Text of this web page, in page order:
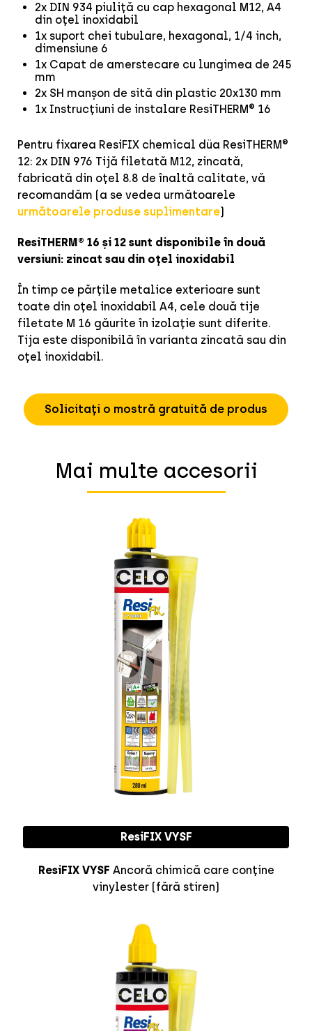
2x DIN 934 piuliță cu cap hexagonal M12, A4
din oțel inoxidabil
1x suport chei tubulare, hexagonal, 1/4 inch,
dimensiune 6
1x Capat de amerstecare cu lungimea de 245
mm
2x SH manșon de sită din plastic 20x130 mm
1x Instrucțiuni de instalare ResiTHERM® 16
Pentru fixarea ResiFIX chemical düa ResiTHERM®
12: 2x DIN 976 Tijă filetată M12, zincată,
fabricată din oțel 8.8 de înaltă calitate, vă
recomandăm (a se vedea următoarele
următoarele produse suplimentare)
ResiTHERM® 16 și 12 sunt disponibile în două
versiuni: zincat sau din oțel inoxidabil
În timp ce părțile metalice exterioare sunt
toate din oțel inoxidabil A4, cele două tije
filetate M 16 găurite în izolație sunt diferite.
Tija este disponibilă în varianta zincată sau din
oțel inoxidabil.
Solicitați o mostră gratuită de produs
Mai multe accesorii
ResiFIX VYSF
ResiFIX VYSF Ancoră chimică care conține
vinylester (fără stiren)